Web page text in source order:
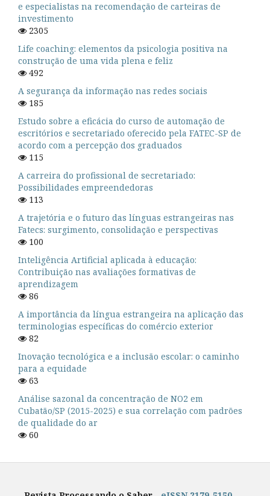
e especialistas na recomendação de carteiras de
investimento
2305
Life coaching: elementos da psicologia positiva na
construção de uma vida plena e feliz
492
A segurança da informação nas redes sociais
185
Estudo sobre a eficácia do curso de automação de
escritórios e secretariado oferecido pela FATEC-SP de
acordo com a percepção dos graduados
115
A carreira do profissional de secretariado:
Possibilidades empreendedoras
113
A trajetória e o futuro das línguas estrangeiras nas
Fatecs: surgimento, consolidação e perspectivas
100
Inteligência Artificial aplicada à educação:
Contribuição nas avaliações formativas de
aprendizagem
86
A importância da língua estrangeira na aplicação das
terminologias específicas do comércio exterior
82
Inovação tecnológica e a inclusão escolar: o caminho
para a equidade
63
Análise sazonal da concentração de NO2 em
Cubatão/SP (2015-2025) e sua correlação com padrões
de qualidade do ar
60